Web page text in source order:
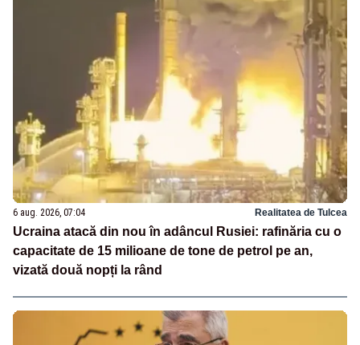
6 aug. 2026, 07:04 Realitatea de Tulcea
Ucraina atacă din nou în adâncul Rusiei: rafinăria cu o
capacitate de 15 milioane de tone de petrol pe an,
vizată două nopți la rând